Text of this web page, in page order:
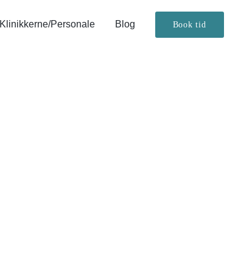
Klinikkerne/Personale Blog Book tid